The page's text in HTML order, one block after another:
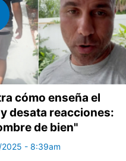
cómo enseña el
desata reacciones:
de bien"
- 8:39am